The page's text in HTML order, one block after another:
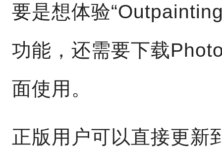
要是想体验
功能，还需要下载
面使用。
正版用户可以直接更新